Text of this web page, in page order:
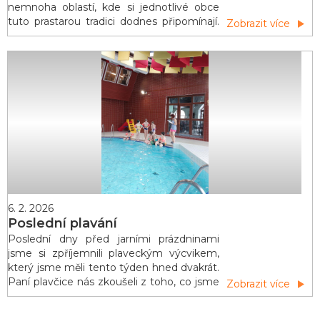
nemnoha oblastí, kde si jednotlivé obce
tuto prastarou tradici dodnes připomínají.
Masopustní obchůzky na Hlinecku jsou
zapsány na seznamu nehmotného
kulturního dědictví UNESCO. A Hlinsko je
na tuto skutečnost patřičně hrdé, a tak i
letos pořádalo ROZLOUČENÍ S
MASOPUSTEM. Na letošní průvod zavítalo
přes 1000 dětí z hlineckých školek a škol v
Zobrazit více
6. 2. 2026
Poslední plavání
Poslední dny před jarními prázdninami
jsme si zpříjemnili plaveckým výcvikem,
který jsme měli tento týden hned dvakrát.
Paní plavčice nás zkoušeli z toho, co jsme
se během výcviku naučili: splývání, skok do
Zobrazit více